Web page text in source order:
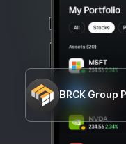
BRCK Group